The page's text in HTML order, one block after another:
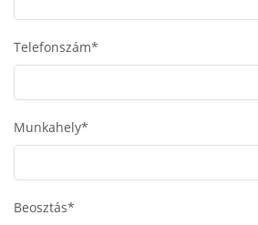
Telefonszám*
Munkahely*
Beosztás*